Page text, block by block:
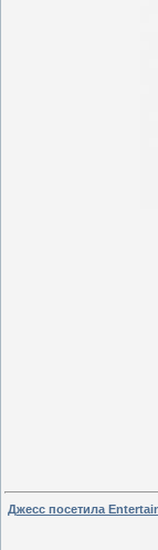
Джесс посетила